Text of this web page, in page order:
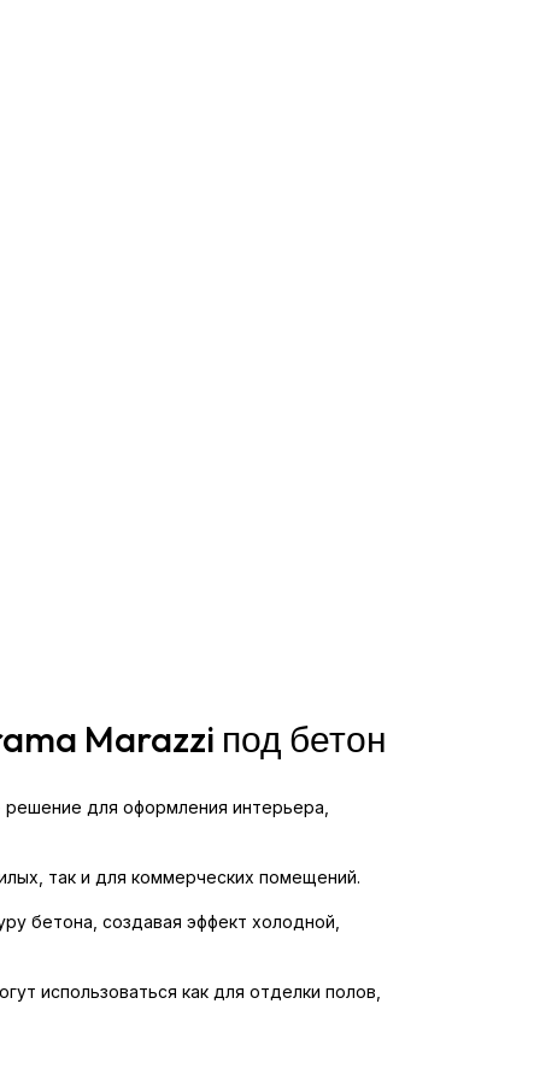
Marazzi под бетон
решение для оформления интерьера,
так и для коммерческих помещений.
бетона, создавая эффект холодной,
использоваться как для отделки полов,